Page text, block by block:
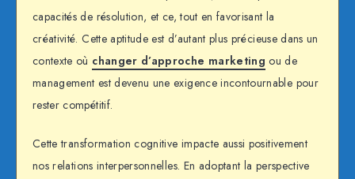
capacités de résolution, et ce, tout en favorisant la
créativité. Cette aptitude est d’autant plus précieuse dans un
contexte où changer d’approche marketing ou de
management est devenu une exigence incontournable pour
rester compétitif.
Cette transformation cognitive impacte aussi positivement
nos relations interpersonnelles. En adoptant la perspective